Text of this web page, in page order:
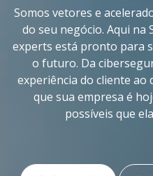
Somos vetores e
do seu negócio. Aqui na
experts está pronto para
o futuro. Da
experiência do cliente ao
que sua empresa é
possíveis que